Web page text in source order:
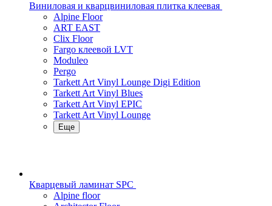
Виниловая и кварцвиниловая плитка клеевая
Alpine Floor
ART EAST
Clix Floor
Fargo клеевой LVT
Moduleo
Pergo
Tarkett Art Vinyl Lounge Digi Edition
Tarkett Art Vinyl Blues
Tarkett Art Vinyl EPIC
Tarkett Art Vinyl Lounge
Еще
Кварцевый ламинат SPC
Alpine floor